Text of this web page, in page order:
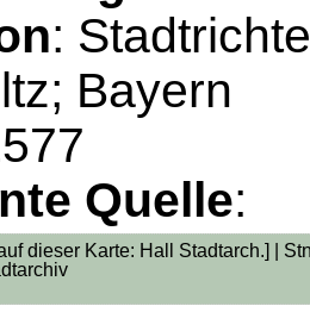
:
Bayern
Quelle:
dieser Karte: Hall Stadtarch.] |